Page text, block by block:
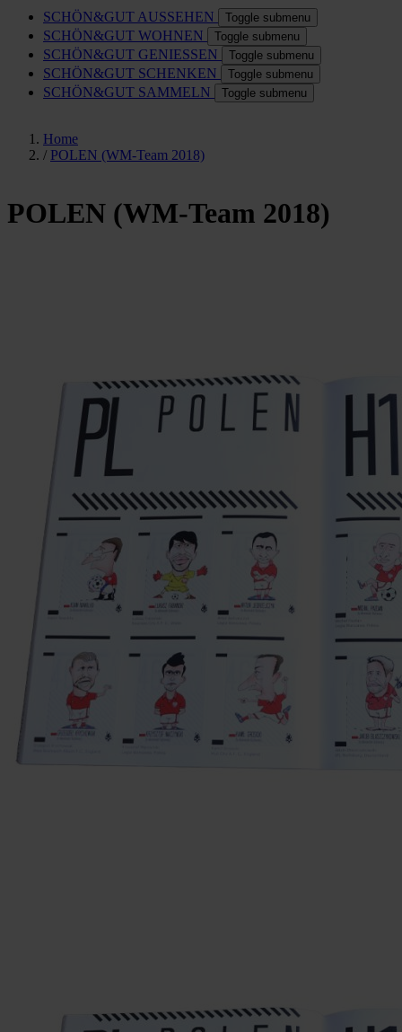
SCHÖN&GUT AUSSEHEN Toggle submenu
SCHÖN&GUT WOHNEN Toggle submenu
SCHÖN&GUT GENIESSEN Toggle submenu
SCHÖN&GUT SCHENKEN Toggle submenu
SCHÖN&GUT SAMMELN Toggle submenu
Home
/ POLEN (WM-Team 2018)
POLEN (WM-Team 2018)